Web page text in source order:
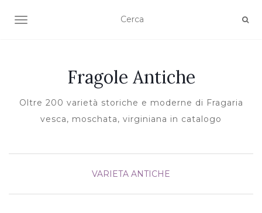
TOGGLE NAVIGATION
Fragole Antiche
Oltre 200 varietà storiche e moderne di Fragaria
vesca, moschata, virginiana in catalogo
VARIETA ANTICHE